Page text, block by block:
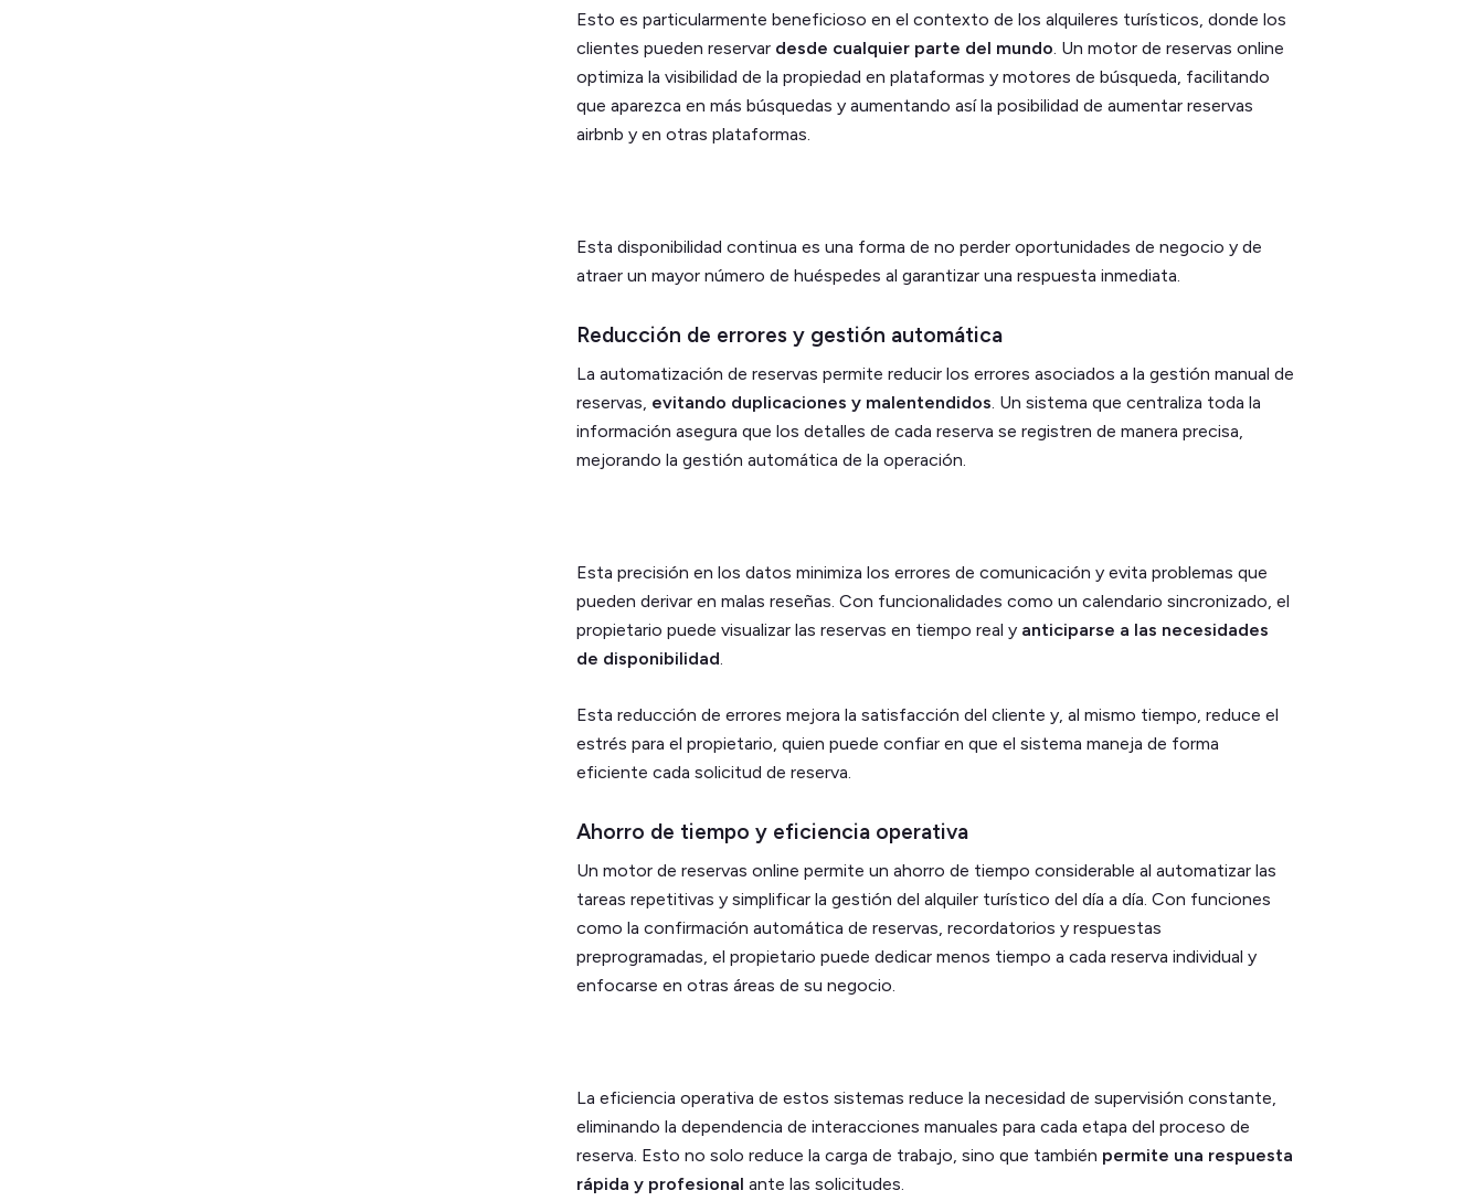
Esto es particularmente beneficioso en el contexto de los alquileres turísticos, donde los
clientes pueden reservar desde cualquier parte del mundo. Un motor de reservas online
optimiza la visibilidad de la propiedad en plataformas y motores de búsqueda, facilitando
que aparezca en más búsquedas y aumentando así la posibilidad de aumentar reservas
airbnb y en otras plataformas.
Esta disponibilidad continua es una forma de no perder oportunidades de negocio y de
atraer un mayor número de huéspedes al garantizar una respuesta inmediata.
Reducción de errores y gestión automática
La automatización de reservas permite reducir los errores asociados a la gestión manual de
reservas, evitando duplicaciones y malentendidos. Un sistema que centraliza toda la
información asegura que los detalles de cada reserva se registren de manera precisa,
mejorando la gestión automática de la operación.
Esta precisión en los datos minimiza los errores de comunicación y evita problemas que
pueden derivar en malas reseñas. Con funcionalidades como un calendario sincronizado, el
propietario puede visualizar las reservas en tiempo real y anticiparse a las necesidades
de disponibilidad.
Esta reducción de errores mejora la satisfacción del cliente y, al mismo tiempo, reduce el
estrés para el propietario, quien puede confiar en que el sistema maneja de forma
eficiente cada solicitud de reserva.
Ahorro de tiempo y eficiencia operativa
Un motor de reservas online permite un ahorro de tiempo considerable al automatizar las
tareas repetitivas y simplificar la gestión del alquiler turístico del día a día. Con funciones
como la confirmación automática de reservas, recordatorios y respuestas
preprogramadas, el propietario puede dedicar menos tiempo a cada reserva individual y
enfocarse en otras áreas de su negocio.
La eficiencia operativa de estos sistemas reduce la necesidad de supervisión constante,
eliminando la dependencia de interacciones manuales para cada etapa del proceso de
reserva. Esto no solo reduce la carga de trabajo, sino que también permite una respuesta
rápida y profesional ante las solicitudes.